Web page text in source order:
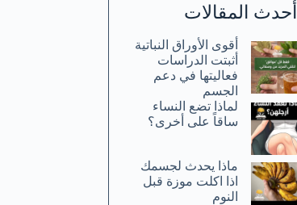
أحدث المقالات
أقوى الأوراق النباتية
أثبتت الدراسات
فعاليتها في دعم
الجسم
لماذا تضع النساء
ساقاً على أخرى؟
ماذا يحدث لجسمك
اذا اكلت موزة قبل
النوم